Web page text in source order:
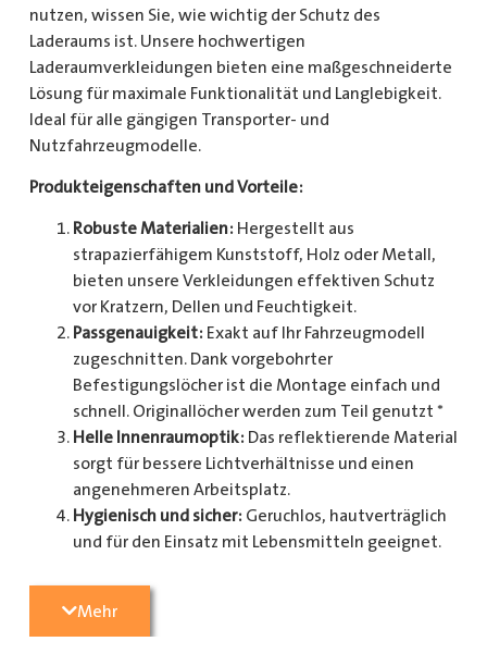
nutzen, wissen Sie, wie wichtig der Schutz des
Laderaums ist. Unsere hochwertigen
Laderaumverkleidungen bieten eine maßgeschneiderte
Lösung für maximale Funktionalität und Langlebigkeit.
Ideal für alle gängigen Transporter- und
Nutzfahrzeugmodelle.
Produkteigenschaften und Vorteile:
Robuste Materialien: Hergestellt aus
strapazierfähigem Kunststoff, Holz oder Metall,
bieten unsere Verkleidungen effektiven Schutz
vor Kratzern, Dellen und Feuchtigkeit.
Passgenauigkeit: Exakt auf Ihr Fahrzeugmodell
zugeschnitten. Dank vorgebohrter
Befestigungslöcher ist die Montage einfach und
schnell. Originallöcher werden zum Teil genutzt *
Helle Innenraumoptik: Das reflektierende Material
sorgt für bessere Lichtverhältnisse und einen
angenehmeren Arbeitsplatz.
Hygienisch und sicher: Geruchlos, hautverträglich
und für den Einsatz mit Lebensmitteln geeignet.
Radkastenschutz, großflächigen Seitenteilen und
mehr.
Mehr